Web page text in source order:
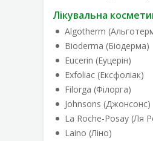
Лікувальна
Algotherm
Bioderma (Біодерма)
Eucerin (Еуцерін)
Exfoliac (Ексфоліак)
Filorga (Філорга)
Johnsons (Джонсонс)
La Roche-Posay (Ля
Laino (Ліно)